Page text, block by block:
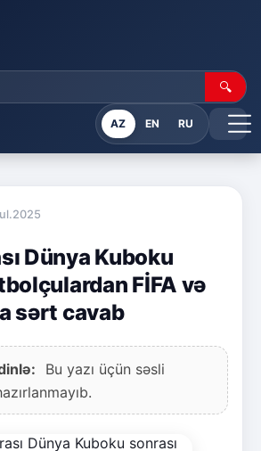
🔍
AZ EN RU
Dünya Kuboku
FİFA və
sərt cavab
Bu yazı üçün səsli